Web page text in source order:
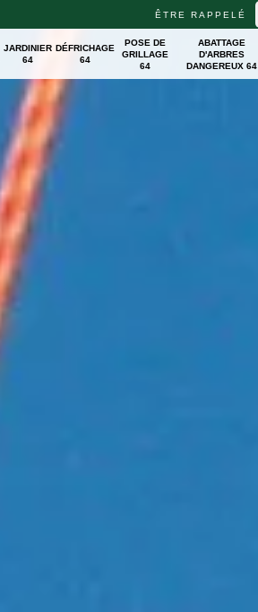
ÊTRE RAPPELÉ
JARDINIER
64
DÉFRICHAGE
64
POSE DE
GRILLAGE
64
ABATTAGE
D'ARBRES
DANGEREUX 64